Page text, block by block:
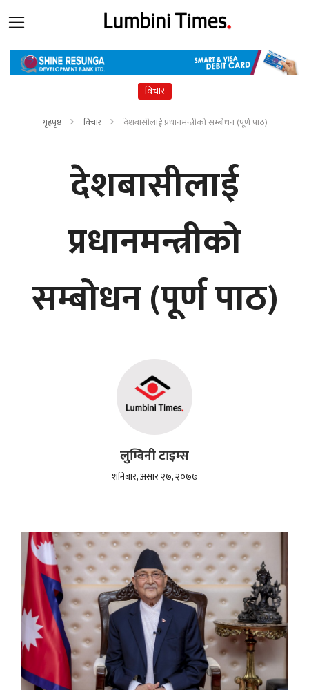
विचार
गृहपृष्ठ विचार देशबासीलाई प्रधानमन्त्रीको सम्बोधन (पूर्ण पाठ)
देशबासीलाई
प्रधानमन्त्रीको
सम्बोधन (पूर्ण पाठ)
लुम्बिनी टाइम्स
शनिबार, असार २७, २०७७